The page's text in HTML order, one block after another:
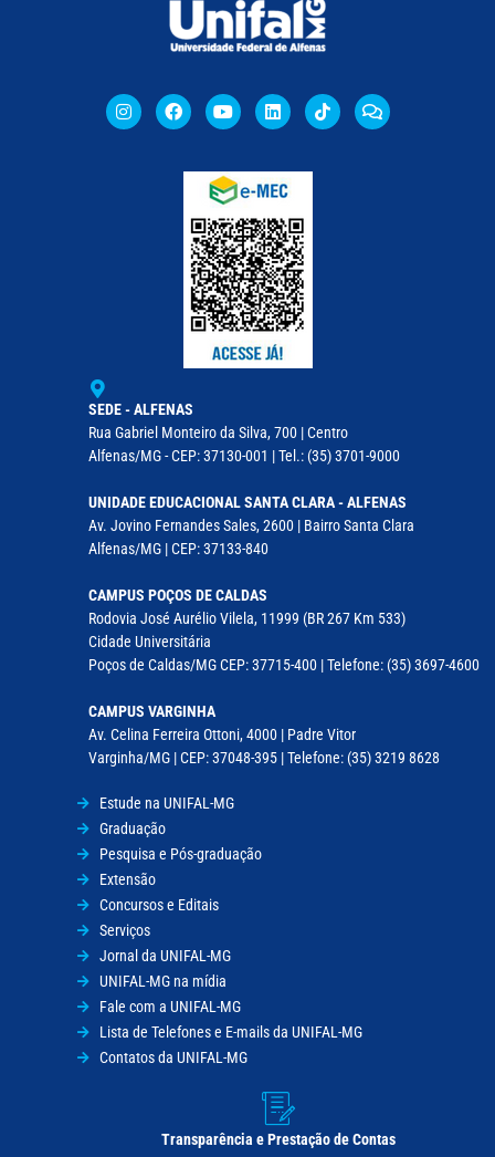
SEDE - ALFENAS
Rua Gabriel Monteiro da Silva, 700 | Centro
Alfenas/MG - CEP: 37130-001 | Tel.: (35) 3701-9000
UNIDADE EDUCACIONAL SANTA CLARA - ALFENAS
Av. Jovino Fernandes Sales, 2600 | Bairro Santa Clara
Alfenas/MG | CEP: 37133-840
CAMPUS POÇOS DE CALDAS
Rodovia José Aurélio Vilela, 11999 (BR 267 Km 533)
Cidade Universitária
Poços de Caldas/MG CEP: 37715-400 | Telefone: (35) 3697-4600
CAMPUS VARGINHA
Av. Celina Ferreira Ottoni, 4000 | Padre Vitor
Varginha/MG | CEP: 37048-395 | Telefone: (35) 3219 8628
Estude na UNIFAL-MG
Graduação
Pesquisa e Pós-graduação
Extensão
Concursos e Editais
Serviços
Jornal da UNIFAL-MG
UNIFAL-MG na mídia
Fale com a UNIFAL-MG
Lista de Telefones e E-mails da UNIFAL-MG
Contatos da UNIFAL-MG
Transparência e Prestação de Contas